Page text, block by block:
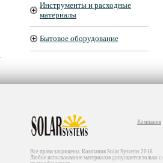
Инструменты и расходные
материалы
Бытовое оборудование
Компания
Все права защищены. Компания Solar Systems 2016
Любое использование материалов допускается только с